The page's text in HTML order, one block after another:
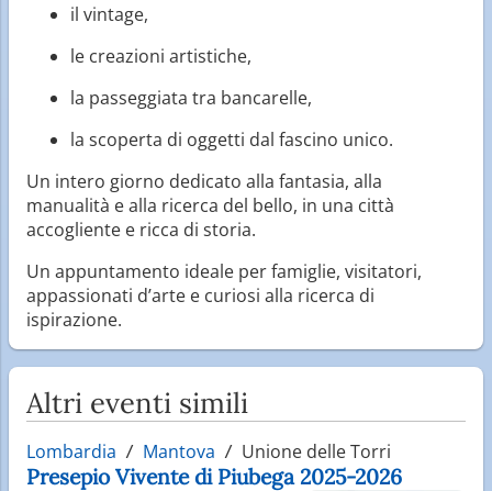
il vintage,
le creazioni artistiche,
la passeggiata tra bancarelle,
la scoperta di oggetti dal fascino unico.
Un intero giorno dedicato alla fantasia, alla
manualità e alla ricerca del bello, in una città
accogliente e ricca di storia.
Un appuntamento ideale per famiglie, visitatori,
appassionati d’arte e curiosi alla ricerca di
ispirazione.
Altri eventi simili
Lombardia Mantova Unione delle Torri
Presepio Vivente di Piubega 2025-2026